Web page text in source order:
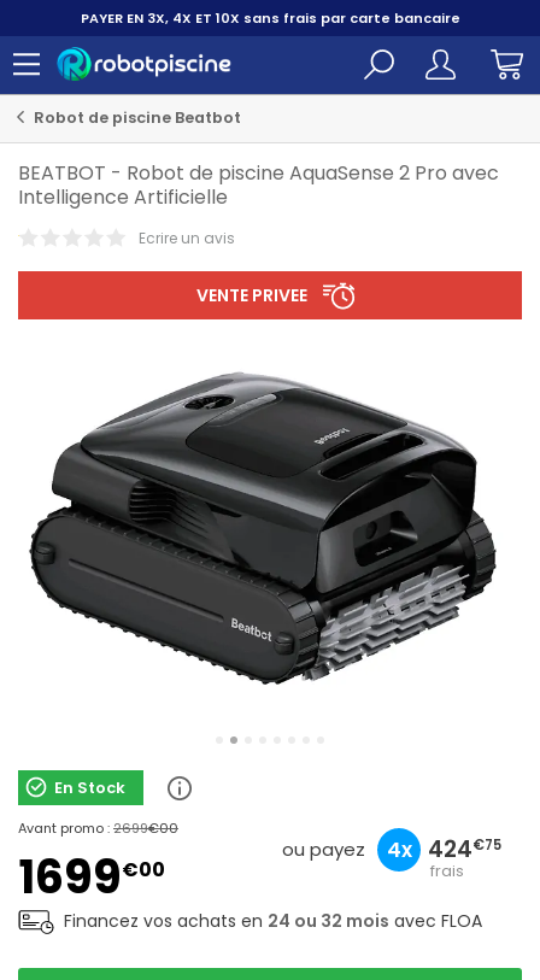
PAYER EN 3X, 4X ET 10X sans frais par carte bancaire
Robot de piscine Beatbot
BEATBOT - Robot de piscine AquaSense 2 Pro avec
Intelligence Artificielle
Ecrire un avis
VENTE PRIVEE
En Stock
Avant promo :2699€00
1699€00
ou payez
566€33
424€75 10x 169€90
frais
Financez vos achats en 24 ou 32 mois avec FLOA